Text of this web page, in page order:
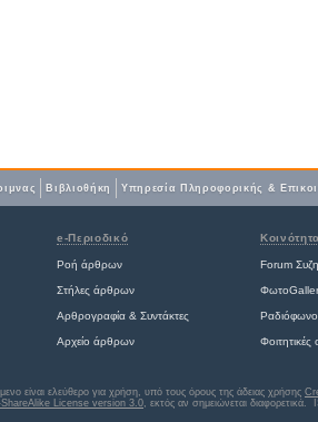
Βιβλιοθήκη Yπηρεσία Πληροφορικής &
e-Περιοδικό
Ροή άρθρων Forum
Στήλες άρθρων
Αρθρογραφία & Συντάκτες Ραδιόφωνο
Αρχείο άρθρων
είναι ελεύθερο για χρήση, υπό τους όρους της άδειας χρήσης
License version 3.0, εκτός αν σημειώνεται διαφορετικά.